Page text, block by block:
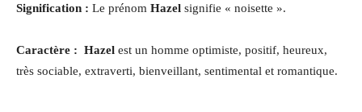
Signification : Le prénom Hazel signifie « noisette ».
Caractère : Hazel est un homme optimiste, positif, heureux,
très sociable, extraverti, bienveillant, sentimental et romantique.